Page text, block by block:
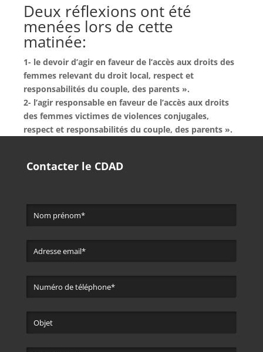
Deux réflexions ont été
menées lors de cette
matinée:
1- le devoir d’agir en faveur de l’accès aux droits des
femmes relevant du droit local, respect et
responsabilités du couple, des parents ».
2- l’agir responsable en faveur de l’accès aux droits
des femmes victimes de violences conjugales,
respect et responsabilités du couple, des parents ».
Contacter le CDAD